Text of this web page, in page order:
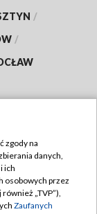
/
/
zgody na
danych,
ich
osobowych przez
„TVP”),
Zaufanych